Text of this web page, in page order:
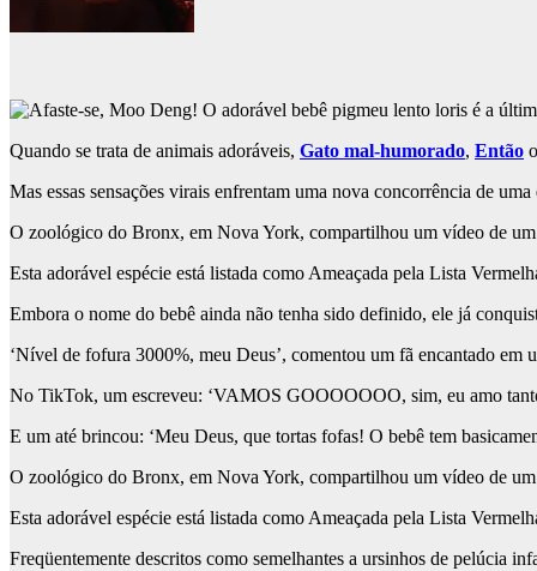
Quando se trata de animais adoráveis, Gato mal-humorado, Então
Mas essas sensações virais enfrentam uma nova concorrência de
O zoológico do Bronx, em Nova York, compartilhou um vídeo de
Esta adorável espécie está listada como Ameaçada pela Lista
Embora o nome do bebê ainda não tenha sido definido, ele já
‘Nível de fofura 3000%, meu Deus’, comentou um fã encantado em
No TikTok, um escreveu: ‘VAMOS GOOOOOOO, sim, eu amo
E um até brincou: ‘Meu Deus, que tortas fofas! O bebê tem
O zoológico do Bronx, em Nova York, compartilhou um vídeo de
Esta adorável espécie está listada como Ameaçada pela Lista
Freqüentemente descritos como semelhantes a ursinhos de pelúcia